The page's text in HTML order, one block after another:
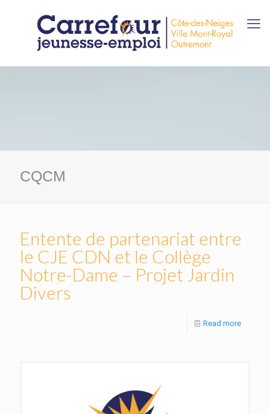
CQCM
Entente de partenariat entre
le CJE CDN et le Collège
Notre-Dame – Projet Jardin
Divers
Read more